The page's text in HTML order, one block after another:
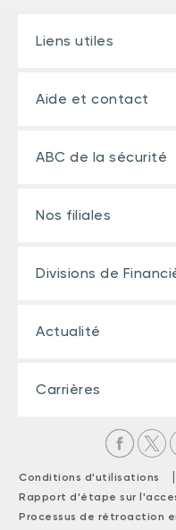
Liens utiles
Aide et contact
ABC de la sécurité
Nos filiales
Divisions de
Actualité
Carrières
Conditions d'utilisations
Rapport d'étape sur
Processus de rétroaction